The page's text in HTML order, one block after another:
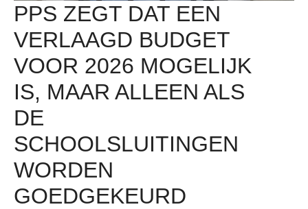
PPS ZEGT DAT EEN
VERLAAGD BUDGET
VOOR 2026 MOGELIJK
IS, MAAR ALLEEN ALS
DE
SCHOOLSLUITINGEN
WORDEN
GOEDGEKEURD